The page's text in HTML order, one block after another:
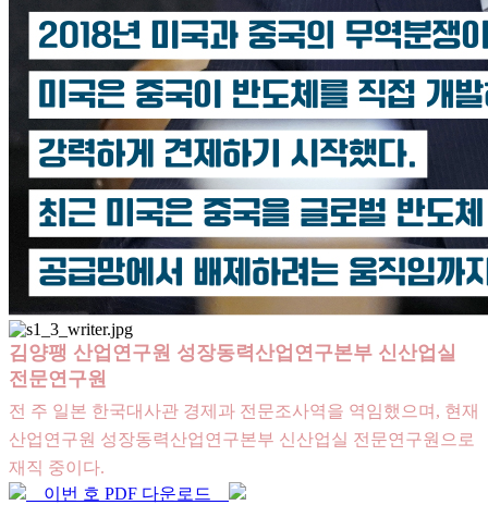
김양팽 산업연구원 성장동력산업연구본부 신산업실
전문연구원
전 주 일본 한국대사관 경제과 전문조사역을 역임했으며, 현재
산업연구원 성장동력산업연구본부 신산업실 전문연구원으로
재직 중이다.
이번 호 PDF 다운로드